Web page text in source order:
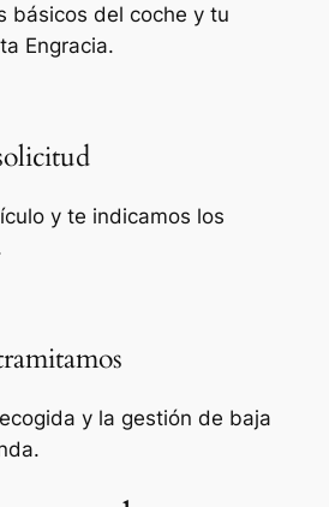
básicos del coche y tu
Engracia.
y te indicamos los
y la gestión de baja